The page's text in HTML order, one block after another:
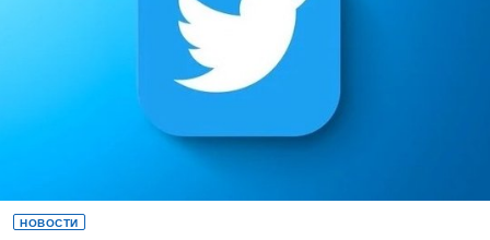
НОВОСТИ